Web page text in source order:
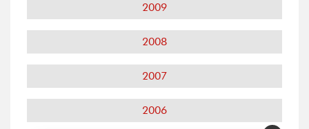
2009
2008
2007
2006